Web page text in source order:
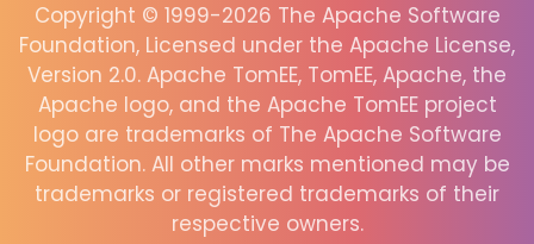
Copyright © 1999-2026 The Apache Software
Foundation, Licensed under the Apache License,
Version 2.0. Apache TomEE, TomEE, Apache, the
Apache logo, and the Apache TomEE project
logo are trademarks of The Apache Software
Foundation. All other marks mentioned may be
trademarks or registered trademarks of their
respective owners.